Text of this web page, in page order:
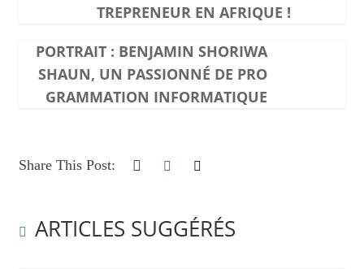
TREPRENEUR EN AFRIQUE !
PORTRAIT : BENJAMIN SHORIWA
SHAUN, UN PASSIONNÉ DE PRO
GRAMMATION INFORMATIQUE
Share This Post:
ARTICLES SUGGÉRÉS